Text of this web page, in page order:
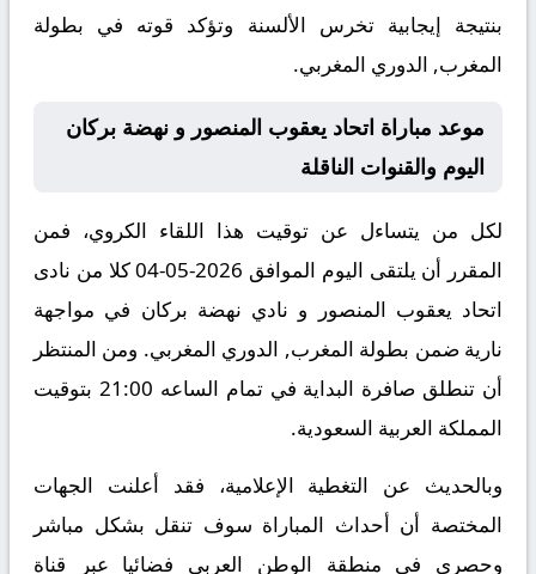
بنتيجة إيجابية تخرس الألسنة وتؤكد قوته في بطولة
المغرب, الدوري المغربي.
موعد مباراة اتحاد يعقوب المنصور و نهضة بركان
اليوم والقنوات الناقلة
لكل من يتساءل عن توقيت هذا اللقاء الكروي، فمن
المقرر أن يلتقى اليوم الموافق 2026-05-04 كلا من نادى
اتحاد يعقوب المنصور و نادي نهضة بركان في مواجهة
نارية ضمن بطولة المغرب, الدوري المغربي. ومن المنتظر
أن تنطلق صافرة البداية في تمام الساعه 21:00 بتوقيت
المملكة العربية السعودية.
وبالحديث عن التغطية الإعلامية، فقد أعلنت الجهات
المختصة أن أحداث المباراة سوف تنقل بشكل مباشر
وحصري في منطقة الوطن العربي فضائيا عبر قناة